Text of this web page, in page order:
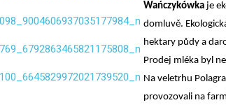
Wańczykówka je
domluvě.
hektary půdy a
Prodej mléka byl
Na veletrhu
provozovali na